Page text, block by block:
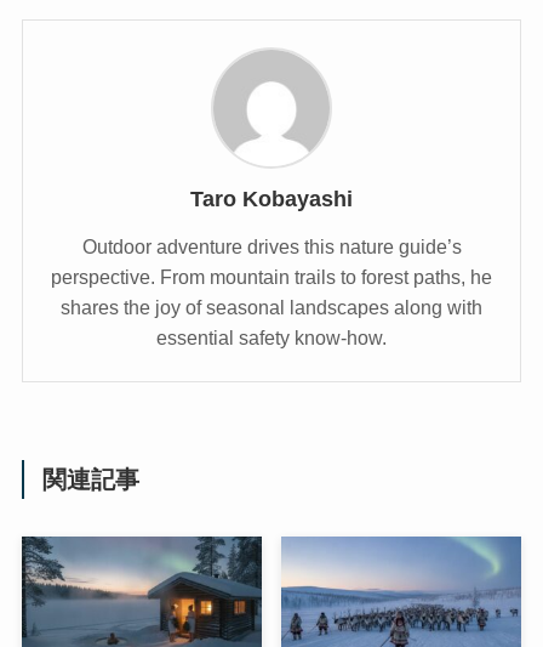
Taro Kobayashi
Outdoor adventure drives this nature guide’s
perspective. From mountain trails to forest paths, he
shares the joy of seasonal landscapes along with
essential safety know-how.
関連記事